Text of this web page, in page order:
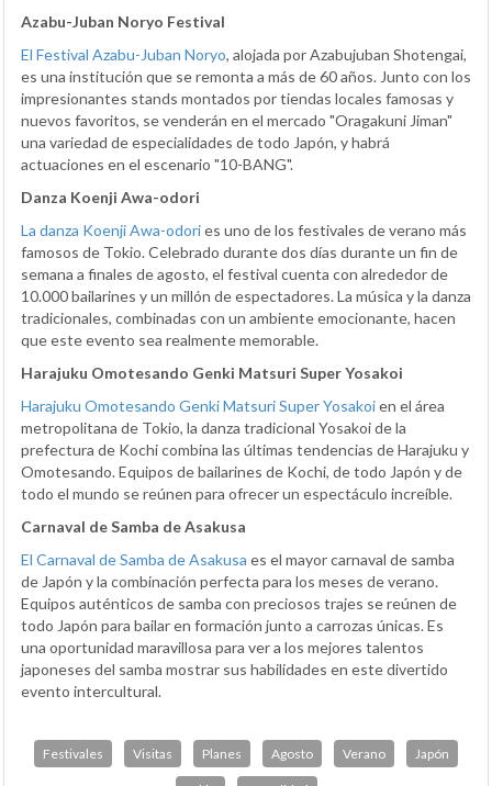
Azabu-Juban Noryo Festival
El Festival Azabu-Juban Noryo, alojada por Azabujuban Shotengai,
es una institución que se remonta a más de 60 años. Junto con los
impresionantes stands montados por tiendas locales famosas y
nuevos favoritos, se venderán en el mercado "Oragakuni Jiman"
una variedad de especialidades de todo Japón, y habrá
actuaciones en el escenario "10-BANG".
Danza Koenji Awa-odori
La danza Koenji Awa-odories uno de los festivales de verano más
famosos de Tokio. Celebrado durante dos días durante un fin de
semana a finales de agosto, el festival cuenta con alrededor de
10.000 bailarines y un millón de espectadores. La música y la danza
tradicionales, combinadas con un ambiente emocionante, hacen
que este evento sea realmente memorable.
Harajuku Omotesando Genki Matsuri Super Yosakoi
Harajuku Omotesando Genki Matsuri Super Yosakoien el área
metropolitana de Tokio, la danza tradicional Yosakoi de la
prefectura de Kochi combina las últimas tendencias de Harajuku y
Omotesando. Equipos de bailarines de Kochi, de todo Japón y de
todo el mundo se reúnen para ofrecer un espectáculo increíble.
Carnaval de Samba de Asakusa
El Carnaval de Samba de Asakusa es el mayor carnaval de samba
de Japón y la combinación perfecta para los meses de verano.
Equipos auténticos de samba con preciosos trajes se reúnen de
todo Japón para bailar en formación junto a carrozas únicas. Es
una oportunidad maravillosa para ver a los mejores talentos
japoneses del samba mostrar sus habilidades en este divertido
evento intercultural.
Festivales Visitas Planes Agosto Verano Japón